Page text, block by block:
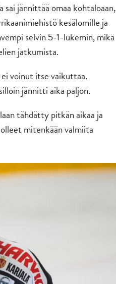
sai jännittää omaa kohtaloaan,
kesälomille ja
selvin 5-1-lukemin, mikä
jatkumista.
voinut itse vaikuttaa.
jännitti aika paljon.
tähdätty pitkän aikaa ja
mitenkään valmiita